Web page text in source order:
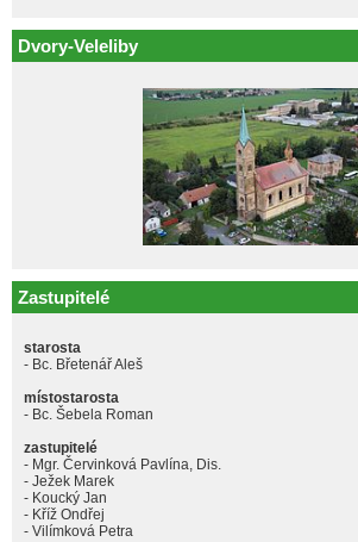
Dvory-Veleliby
Zastupitelé
starosta
- Bc. Břetenář Aleš
místostarosta
- Bc. Šebela Roman
zastupitelé
- Mgr. Červinková Pavlína, Dis.
- Ježek Marek
- Koucký Jan
- Kříž Ondřej
- Vilímková Petra